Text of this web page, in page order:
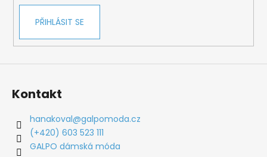
PŘIHLÁSIT SE
Kontakt
hanakoval@galpomoda.cz
(+420) 603 523 111
GALPO dámská móda